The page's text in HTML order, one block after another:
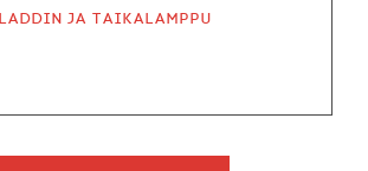
ja taikalamppu